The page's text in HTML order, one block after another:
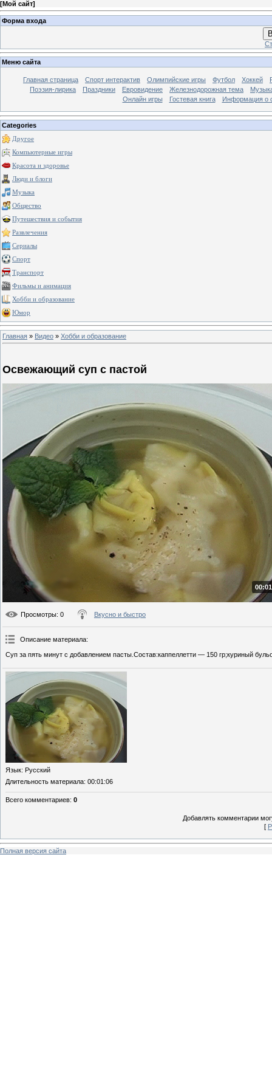
[Мой сайт]
Форма входа
Меню сайта
Главная страница Спорт интерактив Олимпийские игры Футбол Хоккей
Поэзия-лирика
Праздники Евровидение Железнодорожная тема
Онлайн игры
Гостевая книга Информация о
Categories
Другое
Компьютерные игры
Красота и здоровье
Люди и блоги
Музыка
Общество
Путешествия и события
Развлечения
Сериалы
Спорт
Транспорт
Фильмы и анимация
Хобби и образование
Юмор
Главная » Видео » Хобби и образование
Освежающий суп с пастой
Просмотры: 0 Вкусно и быстро
Описание материала:
Суп за пять минут с добавлением пасты.Состав:каппеллетти — 150 гр;куриный
Язык: Русский
Длительность материала: 00:01:06
Всего комментариев: 0
Добавлять комментарии
[
Полная версия сайта